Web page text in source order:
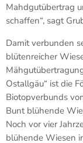
Mahdgutübertrag
schaffen“, sagt
Damit verbunden
blütenreicher
Ostallgäu“ ist die
Biotopverbunds
Bunt blühende
Noch vor vier
blühende Wiesen